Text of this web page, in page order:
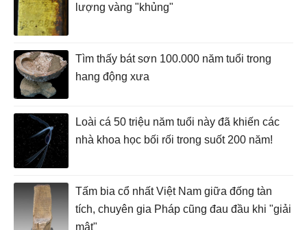
lượng vàng "khủng"
Tìm thấy bát sơn 100.000 năm tuổi trong
hang động xưa
Loài cá 50 triệu năm tuổi này đã khiến các
nhà khoa học bối rối trong suốt 200 năm!
Tấm bia cổ nhất Việt Nam giữa đống tàn
tích, chuyên gia Pháp cũng đau đầu khi "giải
mật"